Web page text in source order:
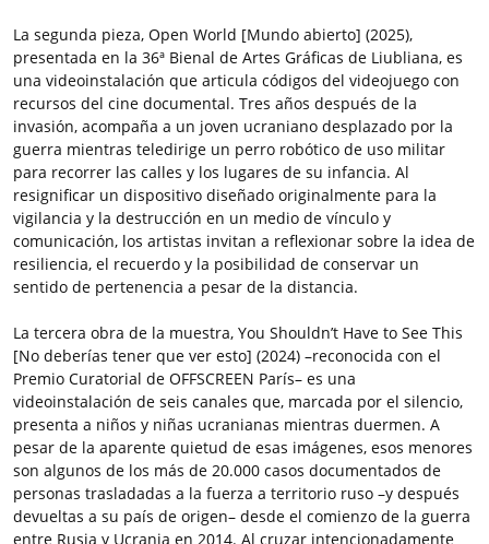
La segunda pieza, Open World [Mundo abierto] (2025),
presentada en la 36ª Bienal de Artes Gráficas de Liubliana, es
una videoinstalación que articula códigos del videojuego con
recursos del cine documental. Tres años después de la
invasión, acompaña a un joven ucraniano desplazado por la
guerra mientras teledirige un perro robótico de uso militar
para recorrer las calles y los lugares de su infancia. Al
resignificar un dispositivo diseñado originalmente para la
vigilancia y la destrucción en un medio de vínculo y
comunicación, los artistas invitan a reflexionar sobre la idea de
resiliencia, el recuerdo y la posibilidad de conservar un
sentido de pertenencia a pesar de la distancia.
La tercera obra de la muestra, You Shouldn’t Have to See This
[No deberías tener que ver esto] (2024) –reconocida con el
Premio Curatorial de OFFSCREEN París– es una
videoinstalación de seis canales que, marcada por el silencio,
presenta a niños y niñas ucranianas mientras duermen. A
pesar de la aparente quietud de esas imágenes, esos menores
son algunos de los más de 20.000 casos documentados de
personas trasladadas a la fuerza a territorio ruso –y después
devueltas a su país de origen– desde el comienzo de la guerra
entre Rusia y Ucrania en 2014. Al cruzar intencionadamente